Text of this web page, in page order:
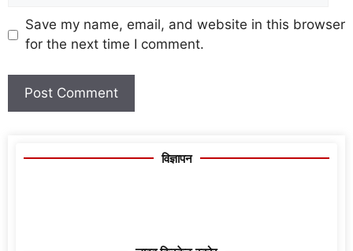
Save my name, email, and website in this browser
for the next time I comment.
विज्ञापन